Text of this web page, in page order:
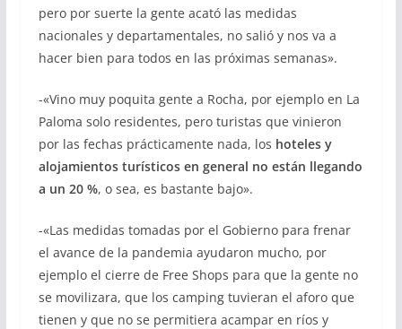
pero por suerte la gente acató las medidas
nacionales y departamentales, no salió y nos va a
hacer bien para todos en las próximas semanas».
-«Vino muy poquita gente a Rocha, por ejemplo en La
Paloma solo residentes, pero turistas que vinieron
por las fechas prácticamente nada, los hoteles y
alojamientos turísticos en general no están llegando
a un 20 %, o sea, es bastante bajo».
-«Las medidas tomadas por el Gobierno para frenar
el avance de la pandemia ayudaron mucho, por
ejemplo el cierre de Free Shops para que la gente no
se movilizara, que los camping tuvieran el aforo que
tienen y que no se permitiera acampar en ríos y